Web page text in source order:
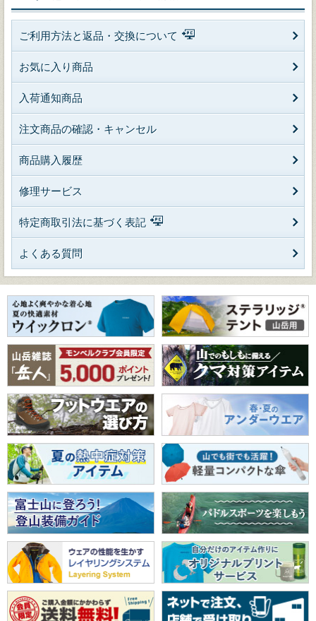
ご利用方法と返品・交換について
お気に入り商品
入荷通知商品
注文商品の確認・キャンセル
商品購入履歴
修理サービス
特定商取引法に基づく表記
よくある質問